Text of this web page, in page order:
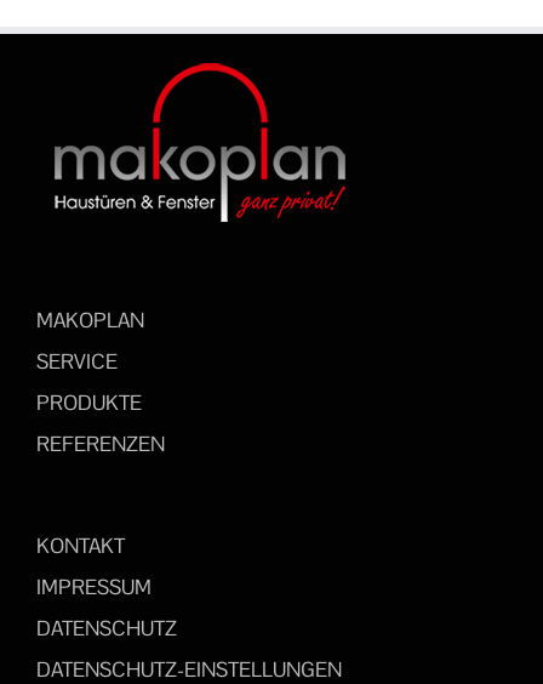
MAKOPLAN
SERVICE
PRODUKTE
REFERENZEN
KONTAKT
IMPRESSUM
DATENSCHUTZ
DATENSCHUTZ-EINSTELLUNGEN